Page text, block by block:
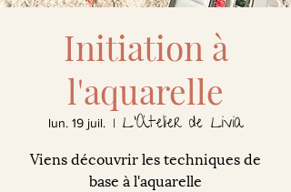
Initiation à
l'aquarelle
lun. 19 juil.
  |
L'Atelier de Livia
Viens découvrir les techniques de
base à l'aquarelle